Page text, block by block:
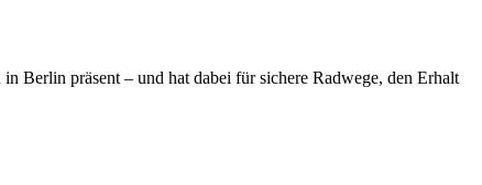
Berlin präsent – und hat dabei für sichere Radwege, den Erhalt